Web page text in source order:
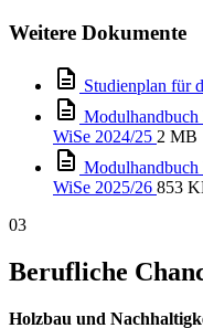
Weitere Dokumente
Studienplan für
Modulhandbuch
WiSe 2024/25 2 MB
Modulhandbuch
WiSe 2025/26 853
03
Berufliche
Holzbau und